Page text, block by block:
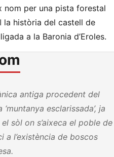
nom per una pista forestal
la història del castell de
a la Baronia d’Eroles.
antiga procedent del
esclarissada’, ja
sòl on s’aixeca el poble de
a l’existència de boscos